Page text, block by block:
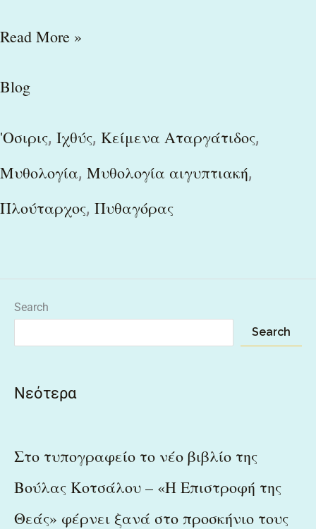
Read More »
Blog
'Οσιρις, Ιχθύς, Κείμενα Αταργάτιδος,
Μυθολογία, Μυθολογία αιγυπτιακή,
Πλούταρχος, Πυθαγόρας
Search
Search
Νεότερα
Στο τυπογραφείο το νέο βιβλίο της
Βούλας Κοτσάλου – «Η Επιστροφή της
Θεάς» φέρνει ξανά στο προσκήνιο τους